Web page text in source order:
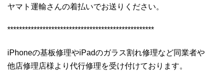
ヤマト運輸さんの着払いでお送りください。
**************************************************
iPhoneの基板修理やiPadのガラス割れ修理など同業者や
他店修理店様より代行修理を受け付けております。